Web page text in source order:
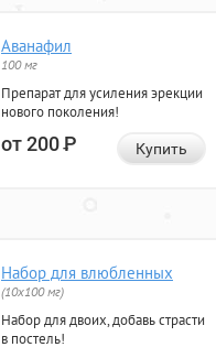
Аванафил
100 мг
Препарат для усиления эрекции
нового поколения!
от 200Р Купить
Набор для влюбленных
(10х100 мг)
Набор для двоих, добавь страсти
в постель!